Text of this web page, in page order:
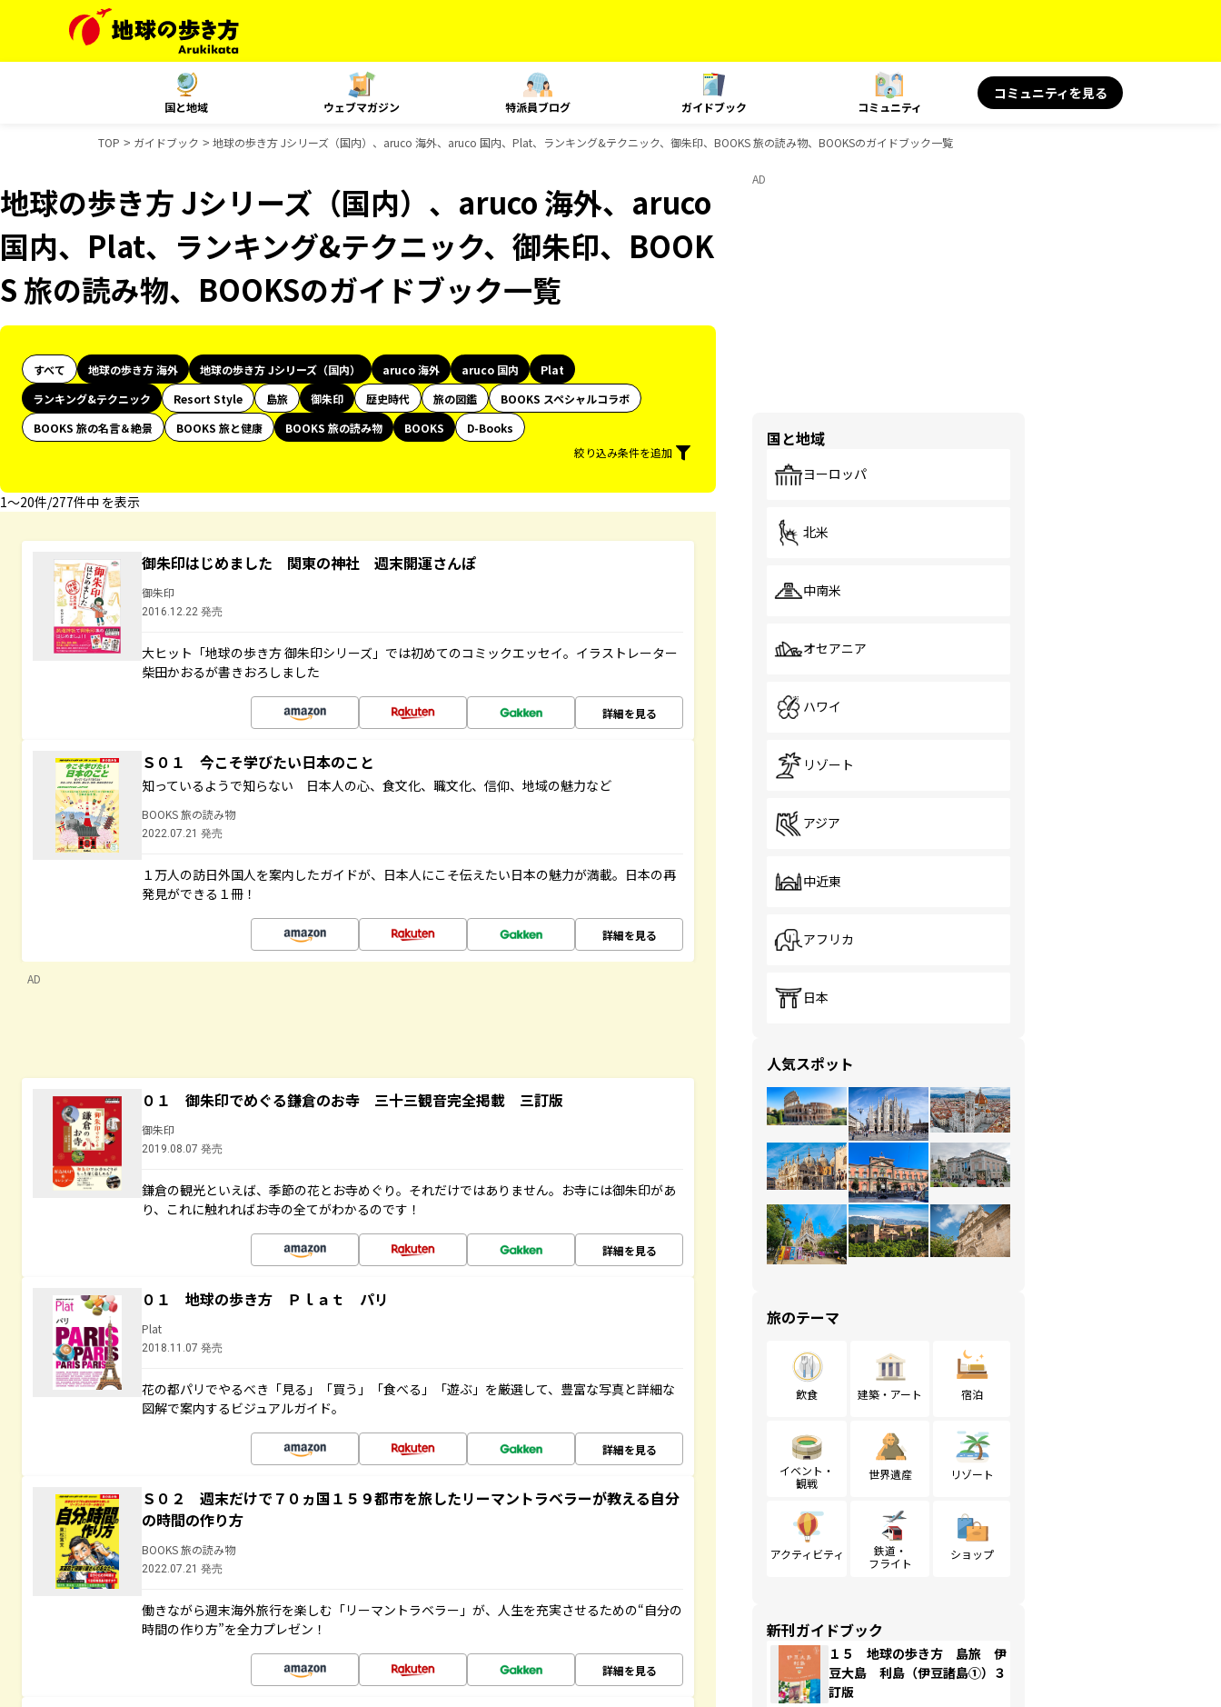
国と地域 ウェブマガジン 特派員ブログ ガイドブック コミュニティ
コミュニティを見る
TOP ガイドブック 地球の歩き方 Jシリーズ（国内）、aruco 海外、aruco 国内、Plat、ランキング&テクニック、御朱印、BOOKS 旅の読み物、BOOKSのガイドブック一覧
地球の歩き方 Jシリーズ（国内）、aruco 海外、aruco
国内、Plat、ランキング&テクニック、御朱印、BOOK
S 旅の読み物、BOOKSのガイドブック一覧
すべて 地球の歩き方 海外 地球の歩き方 Jシリーズ（国内） aruco 海外 aruco 国内
Plat
ランキング&テクニック
Resort Style 島旅 御朱印 歴史時代 旅の図鑑
BOOKS スペシャルコラボ
BOOKS 旅の名言＆絶景
BOOKS 旅と健康 BOOKS 旅の読み物 BOOKS
D-Books
絞り込み条件を追加
1〜20件/277件中 を表示
御朱印はじめました 関東の神社 週末開運さんぽ
御朱印
2016.12.22 発売
大ヒット「地球の歩き方 御朱印シリーズ」では初めてのコミックエッセイ。イラストレーター
柴田かおるが書きおろしました
詳細を見る
Ｓ０１ 今こそ学びたい日本のこと
知っているようで知らない 日本人の心、食文化、職文化、信仰、地域の魅力など
BOOKS 旅の読み物
2022.07.21 発売
１万人の訪日外国人を案内したガイドが、日本人にこそ伝えたい日本の魅力が満載。日本の再
発見ができる１冊！
詳細を見る
AD
０１ 御朱印でめぐる鎌倉のお寺 三十三観音完全掲載 三訂版
御朱印
2019.08.07 発売
鎌倉の観光といえば、季節の花とお寺めぐり。それだけではありません。お寺には御朱印があ
り、これに触れればお寺の全てがわかるのです！
詳細を見る
０１ 地球の歩き方 Ｐｌａｔ パリ
Plat
2018.11.07 発売
花の都パリでやるべき「見る」「買う」「食べる」「遊ぶ」を厳選して、豊富な写真と詳細な
図解で案内するビジュアルガイド。
詳細を見る
Ｓ０２ 週末だけで７０ヵ国１５９都市を旅したリーマントラベラーが教える自分
の時間の作り方
BOOKS 旅の読み物
2022.07.21 発売
働きながら週末海外旅行を楽しむ「リーマントラベラー」が、人生を充実させるための“自分の
時間の作り方”を全力プレゼン！
詳細を見る
AD
国と地域
ヨーロッパ
北米
中南米
オセアニア
ハワイ
リゾート
アジア
中近東
アフリカ
日本
人気スポット
旅のテーマ
飲食 建築・アート 宿泊
イベント・
観戦
世界遺産 リゾート
アクティビティ
鉄道・
フライト
ショップ
新刊ガイドブック
１５ 地球の歩き方 島旅 伊
豆大島 利島（伊豆諸島①）３
訂版